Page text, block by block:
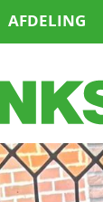
AFDELING